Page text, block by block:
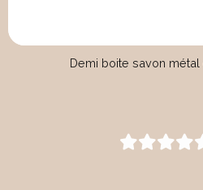
Demi boite savon